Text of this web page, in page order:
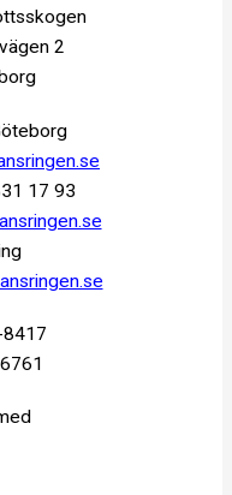
2
17 93
8417